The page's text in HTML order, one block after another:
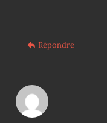
Répondre